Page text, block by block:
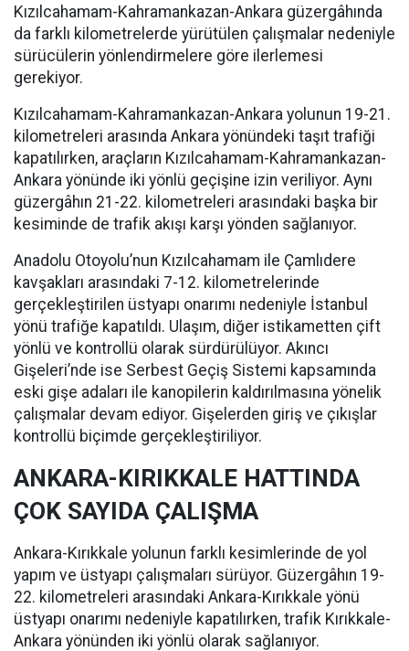
Kızılcahamam-Kahramankazan-Ankara güzergâhında
da farklı kilometrelerde yürütülen çalışmalar nedeniyle
sürücülerin yönlendirmelere göre ilerlemesi
gerekiyor.
Kızılcahamam-Kahramankazan-Ankara yolunun 19-21.
kilometreleri arasında Ankara yönündeki taşıt trafiği
kapatılırken, araçların Kızılcahamam-Kahramankazan-
Ankara yönünde iki yönlü geçişine izin veriliyor. Aynı
güzergâhın 21-22. kilometreleri arasındaki başka bir
kesiminde de trafik akışı karşı yönden sağlanıyor.
Anadolu Otoyolu’nun Kızılcahamam ile Çamlıdere
kavşakları arasındaki 7-12. kilometrelerinde
gerçekleştirilen üstyapı onarımı nedeniyle İstanbul
yönü trafiğe kapatıldı. Ulaşım, diğer istikametten çift
yönlü ve kontrollü olarak sürdürülüyor. Akıncı
Gişeleri’nde ise Serbest Geçiş Sistemi kapsamında
eski gişe adaları ile kanopilerin kaldırılmasına yönelik
çalışmalar devam ediyor. Gişelerden giriş ve çıkışlar
kontrollü biçimde gerçekleştiriliyor.
ANKARA-KIRIKKALE HATTINDA
ÇOK SAYIDA ÇALIŞMA
Ankara-Kırıkkale yolunun farklı kesimlerinde de yol
yapım ve üstyapı çalışmaları sürüyor. Güzergâhın 19-
22. kilometreleri arasındaki Ankara-Kırıkkale yönü
üstyapı onarımı nedeniyle kapatılırken, trafik Kırıkkale-
Ankara yönünden iki yönlü olarak sağlanıyor.